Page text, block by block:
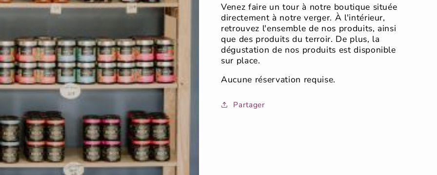
Venez faire un tour à notre boutique située
directement à notre verger. À l'intérieur,
retrouvez l'ensemble de nos produits, ainsi
que des produits du terroir. De plus, la
dégustation de nos produits est disponible
sur place.
Aucune réservation requise.
Partager